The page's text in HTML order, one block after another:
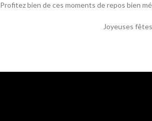
Profitez bien de ces moments de repos bien
Joyeuses